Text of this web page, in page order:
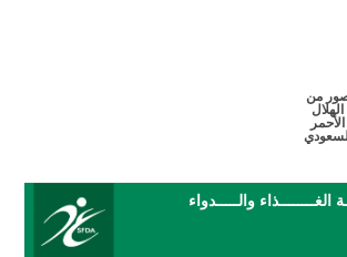
من
الهلال
الأحمر
السعودي
الغــــــــذاء والـــــدواء